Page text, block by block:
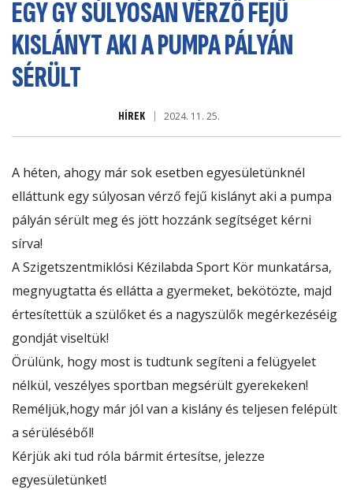
EGY GY SÚLYOSAN VÉRZŐ FEJŰ
KISLÁNYT AKI A PUMPA PÁLYÁN
SÉRÜLT
HÍREK 2024. 11. 25.
A héten, ahogy már sok esetben egyesületünknél
elláttunk egy súlyosan vérző fejű kislányt aki a pumpa
pályán sérült meg és jött hozzánk segítséget kérni
sírva!
ASzigetszentmiklósi Kézilabda Sport Kör munkatársa,
megnyugtatta és ellátta a gyermeket, bekötözte, majd
értesítettük a szülőket és a nagyszülők megérkezéséig
gondját viseltük!
Örülünk, hogy most is tudtunk segíteni a felügyelet
nélkül, veszélyes sportban megsérült gyerekeken!
Reméljük,hogy már jól van a kislány és teljesen felépült
a sérüléséből!
Kérjük aki tud róla bármit értesítse, jelezze
egyesületünket!